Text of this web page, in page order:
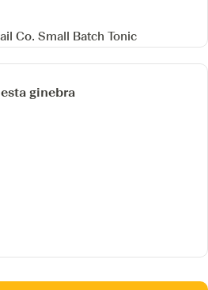
Co. Small Batch Tonic
ginebra